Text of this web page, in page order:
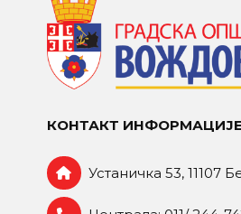
КОНТАКТ
Устаничка 53, 11107